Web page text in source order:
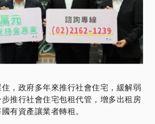
，政府多年來推行社會住宅，緩解弱
推行社會住宅包租代管，增多出租房
有資產讓業者轉租。